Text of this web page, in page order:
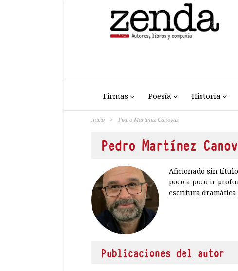
Firmas Poesía Historia
Inicio > Pedro Martínez Canovas
Pedro Martínez
Aficionado sin
poco a poco ir
escritura
Publicaciones del autor